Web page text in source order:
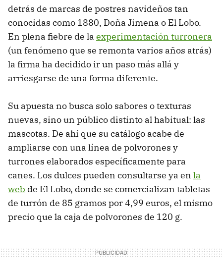
detrás de marcas de postres navideños tan
conocidas como 1880, Doña Jimena o El Lobo.
En plena fiebre de la experimentación turronera
(un fenómeno que se remonta varios años atrás)
la firma ha decidido ir un paso más allá y
arriesgarse de una forma diferente.
Su apuesta no busca solo sabores o texturas
nuevas, sino un público distinto al habitual: las
mascotas. De ahí que su catálogo acabe de
ampliarse con una línea de polvorones y
turrones elaborados específicamente para
canes. Los dulces pueden consultarse ya en la
web de El Lobo, donde se comercializan tabletas
de turrón de 85 gramos por 4,99 euros, el mismo
precio que la caja de polvorones de 120 g.